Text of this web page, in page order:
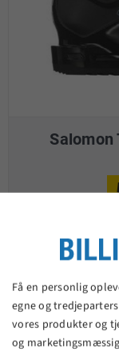
Salomon
Få en personlig
egne og
vores produkter og
og